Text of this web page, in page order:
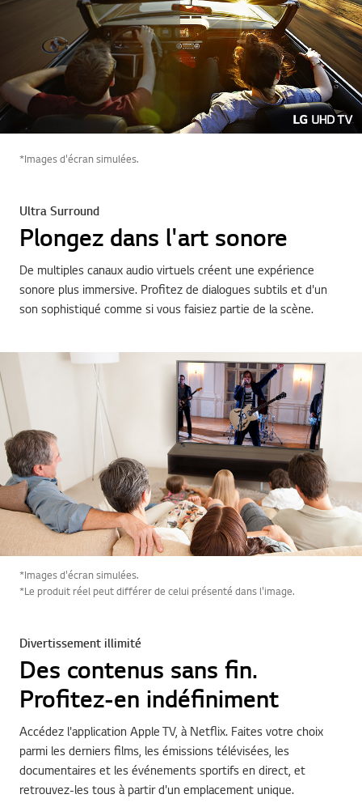
*Images d'écran simulées.
Ultra Surround
Plongez dans l'art sonore
De multiples canaux audio virtuels créent une expérience
sonore plus immersive. Profitez de dialogues subtils et d'un
son sophistiqué comme si vous faisiez partie de la scène.
*Images d'écran simulées.
*Le produit réel peut différer de celui présenté dans l'image.
Divertissement illimité
Des contenus sans fin.
Profitez-en indéfiniment
Accédez l'application Apple TV, à Netflix. Faites votre choix
parmi les derniers films, les émissions télévisées, les
documentaires et les événements sportifs en direct, et
retrouvez-les tous à partir d'un emplacement unique.